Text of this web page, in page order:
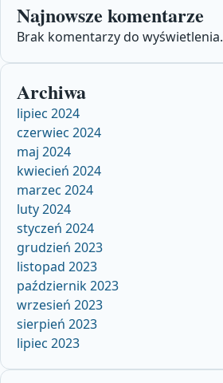
Najnowsze komentarze
Brak komentarzy do wyświetlenia.
Archiwa
lipiec 2024
czerwiec 2024
maj 2024
kwiecień 2024
marzec 2024
luty 2024
styczeń 2024
grudzień 2023
listopad 2023
październik 2023
wrzesień 2023
sierpień 2023
lipiec 2023